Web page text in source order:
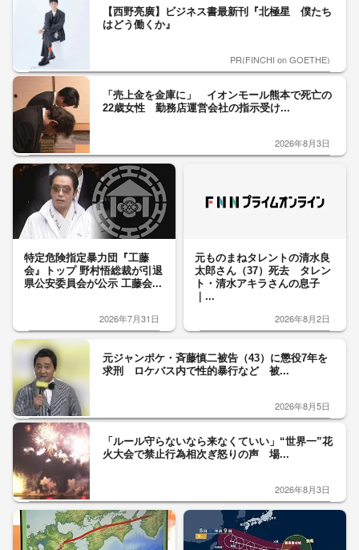
【西野亮廣】ビジネス書最新刊『北極星 僕たち
はどう働くか』
PR(FINCHI on GOETHE)
「売上金を金庫に」 イオンモール熊本で死亡の
22歳女性 勤務店運営会社の指示受け...
2026年8月3日
特定危険指定暴力団『工藤
会』トップ 野村悟総裁が引退
県公安委員会が公示 工藤会...
2026年7月31日
元ものまねタレントの清水良
太郎さん（37）死去 タレン
ト・清水アキラさんの息子
｜...
2026年8月2日
元ジャンポケ・斉藤慎二被告（43）に懲役7年を
求刑 ロケバス内で性的暴行など 被...
2026年8月5日
「ルール守らないなら来なくていい」“世界一”花
火大会で禁止行為相次ぎ怒りの声 場...
2026年8月3日